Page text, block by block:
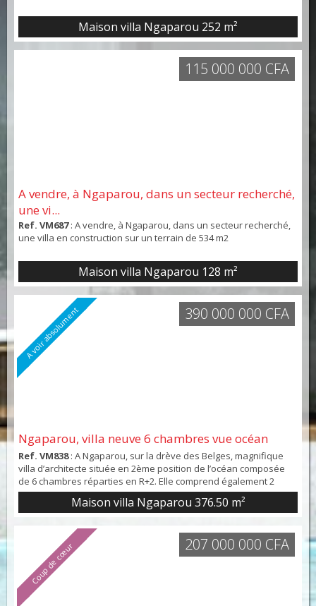
Maison villa Ngaparou 252 m²
A vendre, à Ngaparou, dans un secteur recherché,
une vi...
Ref. VM687: A vendre, à Ngaparou, dans un secteur recherché,
une villa en construction sur un terrain de 534 m2
Maison villa Ngaparou 128 m²
115 000 000 CFA
A voir absolument
Ngaparou, villa neuve 6 chambres vue océan
Ref. VM838: A Ngaparou, sur la drève des Belges, magnifique
villa d’architecte située en 2ème position de l’océan composée
de 6 chambres réparties en R+2. Elle comprend également 2
salons, 2 cuisines dont 1 africaine et une salle de sport. Côté
extérieur, une splendide piscine de 5 X 10 m à débordement
2ème niveau, vous bénéficiez de larges t...
Maison villa Ngaparou 376.50 m²
390 000 000 CFA
Coup de cœur 207 000 000 CFA